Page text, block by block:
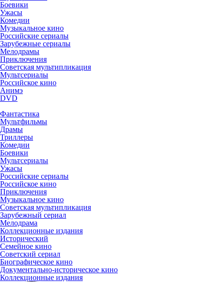
Боевики
Ужасы
Комедии
Музыкальное кино
Российские сериалы
Зарубежные сериалы
Мелодрамы
Приключения
Советская мультипликация
Мультсериалы
Российское кино
Анимэ
DVD
Фантастика
Мультфильмы
Драмы
Триллеры
Комедии
Боевики
Мультсериалы
Ужасы
Российские сериалы
Российское кино
Приключения
Музыкальное кино
Советская мультипликация
Зарубежный сериал
Мелодрама
Коллекционные издания
Исторический
Семейное кино
Советский сериал
Биографическое кино
Документально-историческое кино
Коллекционные издания